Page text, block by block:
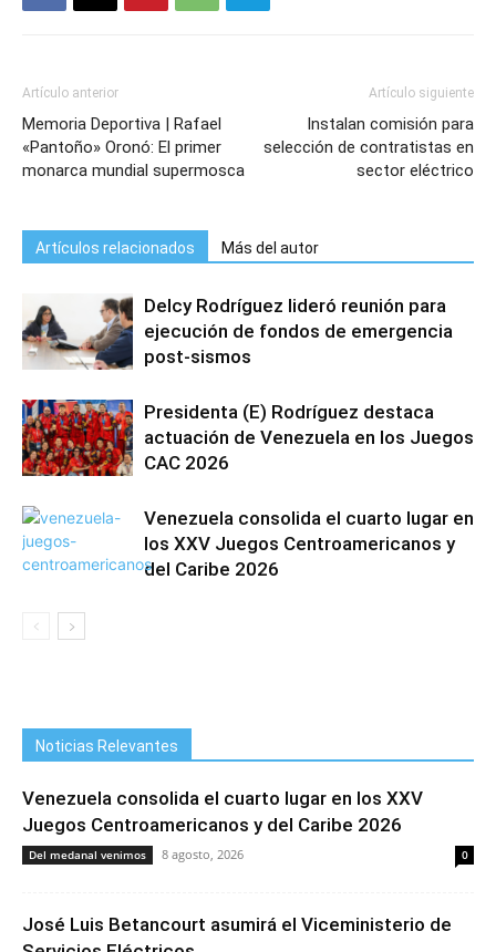
Artículo anterior
Memoria Deportiva | Rafael
«Pantoño» Oronó: El primer
monarca mundial supermosca
Artículo siguiente
Instalan comisión para
selección de contratistas en
sector eléctrico
Artículos relacionados Más del autor
Delcy Rodríguez lideró reunión para
ejecución de fondos de emergencia
post-sismos
Presidenta (E) Rodríguez destaca
actuación de Venezuela en los Juegos
CAC 2026
Venezuela consolida el cuarto lugar en
los XXV Juegos Centroamericanos y
del Caribe 2026
Noticias Relevantes
Venezuela consolida el cuarto lugar en los XXV
Juegos Centroamericanos y del Caribe 2026
Del medanal venimos 8 agosto, 2026 0
José Luis Betancourt asumirá el Viceministerio de